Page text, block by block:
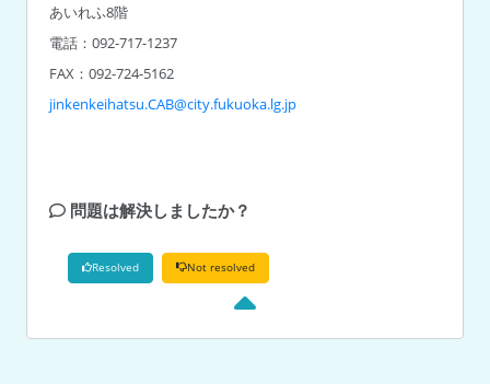
あいれふ8階
電話：092-717-1237
jinkenkeihatsu.CAB@city.fukuoka.lg.jp
問題は解決しましたか？
Resolved Not resolved